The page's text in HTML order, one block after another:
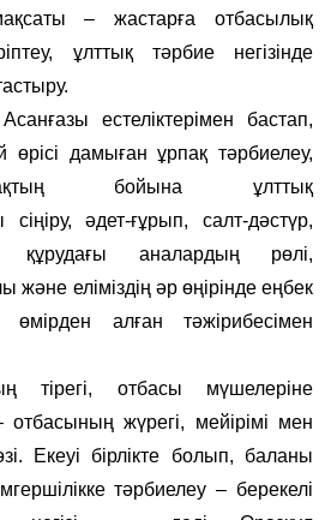
– жастарға отбасылық
ұлттық тәрбие негізінде
естеліктерімен бастап,
өрісі дамыған ұрпақ тәрбиелеу,
бойына ұлттық
әдет-ғұрып, салт-дәстүр,
құрудағы аналардың рөлі,
және еліміздің әр өңірінде еңбек
алған тәжірибесімен
тірегі, отбасы мүшелеріне
жүрегі, мейірімі мен
Екеуі бірлікте болып, баланы
тәрбиелеу – берекелі